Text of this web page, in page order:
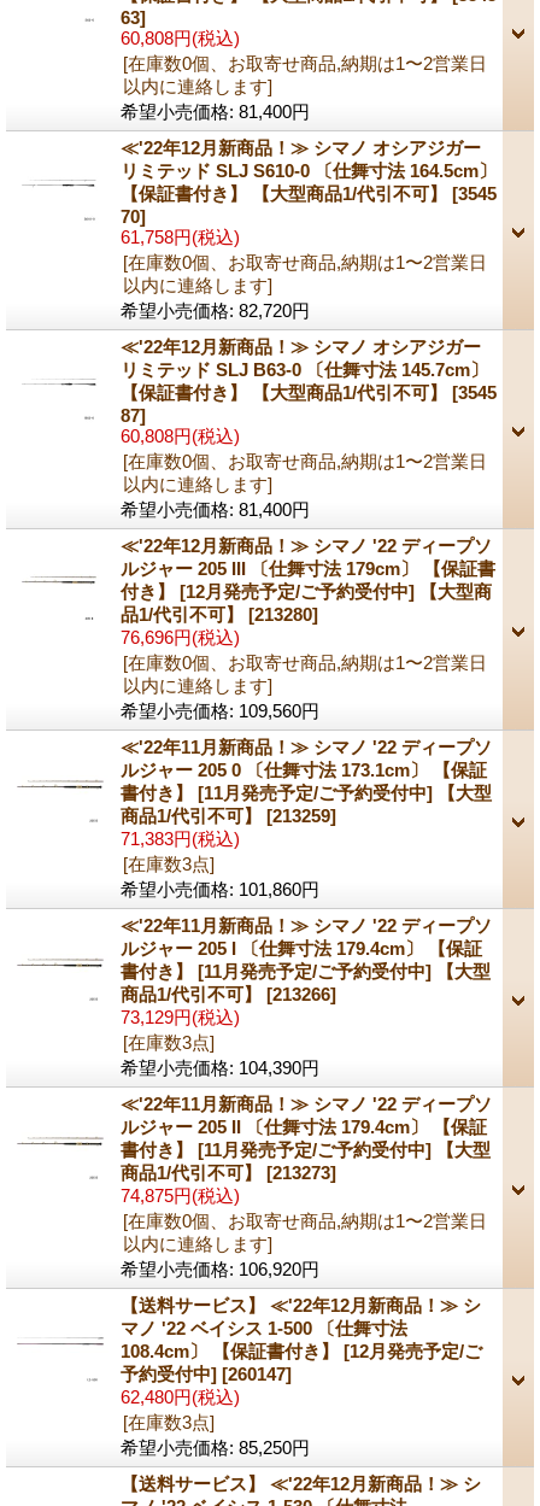
63]
60,808円(税込)
[在庫数0個、お取寄せ商品,納期は1〜2営業日
以内に連絡します]
希望小売価格: 81,400円
≪'22年12月新商品！≫ シマノ オシアジガー
リミテッド SLJ S610-0 〔仕舞寸法 164.5cm〕
【保証書付き】 【大型商品1/代引不可】 [3545
70]
61,758円(税込)
[在庫数0個、お取寄せ商品,納期は1〜2営業日
以内に連絡します]
希望小売価格: 82,720円
≪'22年12月新商品！≫ シマノ オシアジガー
リミテッド SLJ B63-0 〔仕舞寸法 145.7cm〕
【保証書付き】 【大型商品1/代引不可】 [3545
87]
60,808円(税込)
[在庫数0個、お取寄せ商品,納期は1〜2営業日
以内に連絡します]
希望小売価格: 81,400円
≪'22年12月新商品！≫ シマノ '22 ディープソ
ルジャー 205 III 〔仕舞寸法 179cm〕 【保証書
付き】 [12月発売予定/ご予約受付中] 【大型商
品1/代引不可】 [213280]
76,696円(税込)
[在庫数0個、お取寄せ商品,納期は1〜2営業日
以内に連絡します]
希望小売価格: 109,560円
≪'22年11月新商品！≫ シマノ '22 ディープソ
ルジャー 205 0 〔仕舞寸法 173.1cm〕 【保証
書付き】 [11月発売予定/ご予約受付中] 【大型
商品1/代引不可】 [213259]
71,383円(税込)
[在庫数3点]
希望小売価格: 101,860円
≪'22年11月新商品！≫ シマノ '22 ディープソ
ルジャー 205 I 〔仕舞寸法 179.4cm〕 【保証
書付き】 [11月発売予定/ご予約受付中] 【大型
商品1/代引不可】 [213266]
73,129円(税込)
[在庫数3点]
希望小売価格: 104,390円
≪'22年11月新商品！≫ シマノ '22 ディープソ
ルジャー 205 II 〔仕舞寸法 179.4cm〕 【保証
書付き】 [11月発売予定/ご予約受付中] 【大型
商品1/代引不可】 [213273]
74,875円(税込)
[在庫数0個、お取寄せ商品,納期は1〜2営業日
以内に連絡します]
希望小売価格: 106,920円
【送料サービス】 ≪'22年12月新商品！≫ シ
マノ '22 ベイシス 1-500 〔仕舞寸法
108.4cm〕 【保証書付き】 [12月発売予定/ご
予約受付中] [260147]
62,480円(税込)
[在庫数3点]
希望小売価格: 85,250円
【送料サービス】 ≪'22年12月新商品！≫ シ